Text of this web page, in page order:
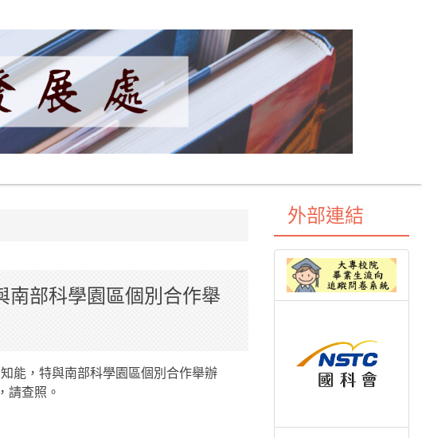
南部科學園區個別合作舉
能，特與南部科學園區個別合作舉辦
請查照。
外部連結